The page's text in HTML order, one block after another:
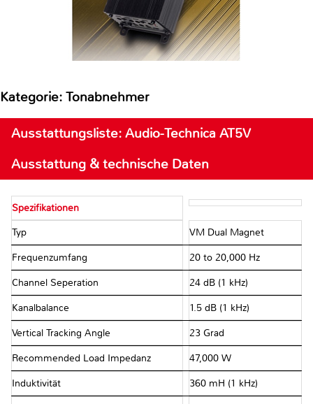
Kategorie: Tonabnehmer
Ausstattungsliste: Audio-Technica AT5V
Ausstattung & technische Daten
Spezifikationen
Typ VM Dual Magnet
Frequenzumfang 20 to 20,000 Hz
Channel Seperation 24 dB (1 kHz)
Kanalbalance 1.5 dB (1 kHz)
Vertical Tracking Angle 23 Grad
Recommended Load Impedanz 47,000 W
Induktivität 360 mH (1 kHz)